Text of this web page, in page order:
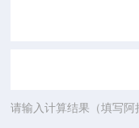
请输入计算结果（填写